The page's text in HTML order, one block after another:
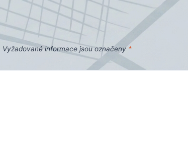
Vyžadované informace jsou označeny *